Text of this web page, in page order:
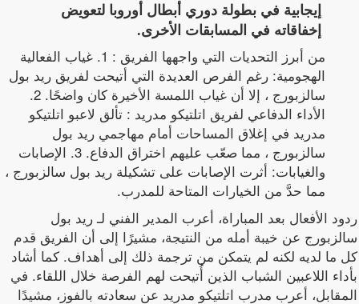
إيجابية في بطولة دوري أبطال أوروبا لتعويض
إخفاقاته في المسابقات الأخرى.
من أبرز التحديات التي واجهها الفريق : 1. غياب الفعالية
الهجومية: رغم الفرص العديدة التي أتيحت لفريق ريد بول
سالزبورج ، إلا أن غياب اللمسة الأخيرة كان واضحًا. 2.
الأداء الدفاعي لفريق اتلتيكو مدريد : تألق لاعبو اتلتيكو
مدريد في إغلاق المساحات أمام مهاجمي ريد بول
سالزبورج ، مما صعّب عليهم اختراق الدفاع. 3. الإصابات
والغيابات: أثرت الإصابات على تشكيلة ريد بول سالزبورج ،
مما حدَّ من الخيارات المتاحة للمدرب.
ردود الأفعال بعد المباراة، أعرب المدير الفني لـ ريد بول
سالزبورج عن خيبة أمله من النتيجة، مشيرًا إلى أن الفريق قدم
كل ما لديه لكنه لم يتمكن من ترجمة ذلك إلى أهداف. كما أشاد
بأداء اللاعبين الشباب الذين أُتيحت لهم الفرصة خلال اللقاء. في
المقابل، أعرب مدرب اتلتيكو مدريد عن سعادته بالفوز، مشيدًا